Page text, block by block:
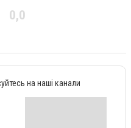
0,0
на наші канали